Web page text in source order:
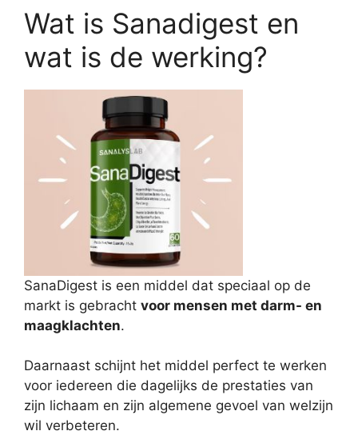
Wat is Sanadigest en
wat is de werking?
SanaDigest is een middel dat speciaal op de
markt is gebracht voor mensen met darm- en
maagklachten.
Daarnaast schijnt het middel perfect te werken
voor iedereen die dagelijks de prestaties van
zijn lichaam en zijn algemene gevoel van welzijn
wil verbeteren.